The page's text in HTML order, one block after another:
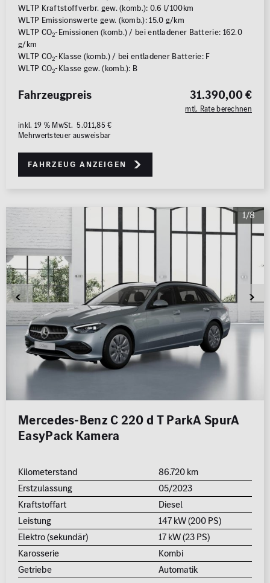
WLTP Kraftstoffverbr. gew. (komb.): 0.6 l/100km
WLTP Emissionswerte gew. (komb.): 15.0 g/km
WLTP CO2-Emissionen (komb.) / bei entladener Batterie: 162.0
g/km
WLTP CO2-Klasse (komb.) / bei entladener Batterie: F
WLTP CO2-Klasse gew. (komb.): B
31.390,00 €
mtl. Rate berechnen
Fahrzeugpreis
inkl. 19 % MwSt. 5.011,85 €
Mehrwertsteuer ausweisbar
Fahrzeug anzeigen
1/8
Mercedes-Benz C 220 d T ParkA SpurA
EasyPack Kamera
Kilometerstand
86.720 km
Erstzulassung
05/2023
Kraftstoffart
Diesel
Leistung
147 kW (200 PS)
Elektro (sekundär)
17 kW (23 PS)
Karosserie
Kombi
Getriebe
Automatik